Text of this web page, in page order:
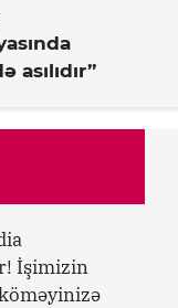
İşimizin